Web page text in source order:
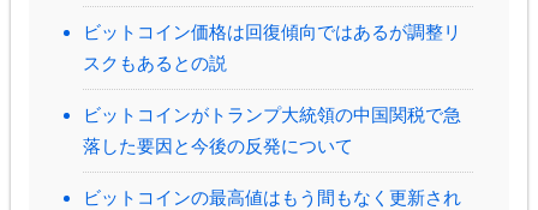
ビットコイン価格は回復傾向ではあるが調整リ
スクもあるとの説
ビットコインがトランプ大統領の中国関税で急
落した要因と今後の反発について
ビットコインの最高値はもう間もなく更新され